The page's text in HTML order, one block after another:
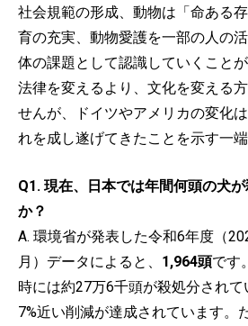
社会規範の形成、動物は「命ある
育の充実、動物愛護を一部の人の
体の課題として認識していくことが
法律を変えるより、文化を変える
せんが、ドイツやアメリカの変化
れを成し遂げてきたことを示す一端
Q1. 現在、日本では年間何頭の犬
か？
A. 環境省が発表した令和6年度（
月）データによると、 1,964頭です
時には約27万6千頭が殺処分され
7%近い削減が達成されています。